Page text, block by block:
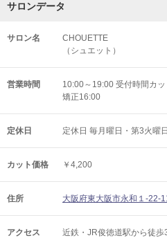
サロンデータ
サロン名
CHOUETTE
（シュエット）
営業時間
10:00～19:00 受付時間カ
矯正16:00
定休日 定休日 毎月曜日・第3火曜
カット価格 ￥4,200
住所 大阪府東大阪市永和１-22-
アクセス 近鉄・JR俊徳道駅から徒歩